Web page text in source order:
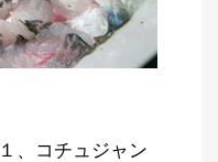
、コチュジャン